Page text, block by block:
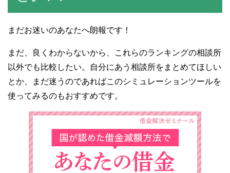
まだお迷いのあなたへ朗報です！
まだ、良くわからないから、これらのランキングの相談所
以外でも比較したい。自分にあう相談所をまとめてほしい
とか、まだ迷うのであればこのシミュレーションツールを
使ってみるのもおすすめです。